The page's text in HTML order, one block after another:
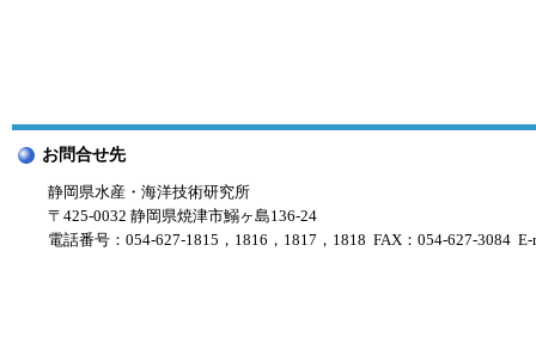
お問合せ先
静岡県水産・海洋技術研究所
〒425-0032 静岡県焼津市鰯ヶ島136-24
電話番号：054-627-1815，1816，1817，1818 FAX：054-627-3084